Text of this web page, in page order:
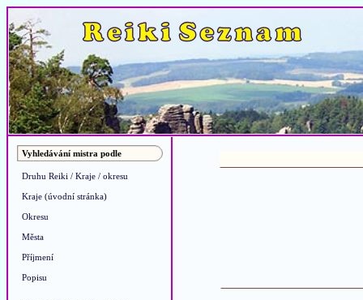
Vyhledávání mistra podle
Druhu Reiki / Kraje / okresu
Kraje (úvodní stránka)
Okresu
Města
Příjmení
Popisu